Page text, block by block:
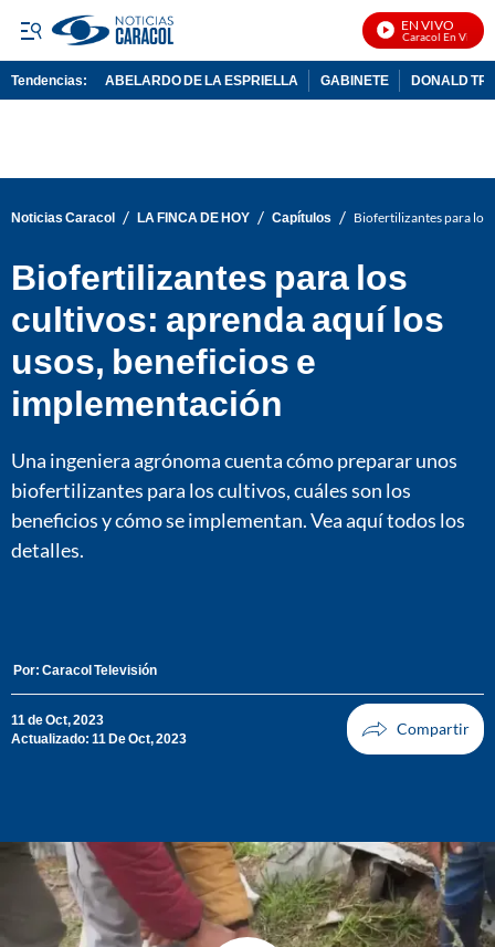
EN VIVO
Noticias Caracol En Vivo
Tendencias: ABELARDO DE LA ESPRIELLA GABINETE DONALD
Noticias Caracol / LA FINCA DE HOY / Capítulos / Biofertilizantes para los
Biofertilizantes para los
cultivos: aprenda aquí los
usos, beneficios e
implementación
Una ingeniera agrónoma cuenta cómo preparar unos
biofertilizantes para los cultivos, cuáles son los
beneficios y cómo se implementan. Vea aquí todos los
detalles.
Por: Caracol Televisión
11 de Oct, 2023
Actualizado: 11 De Oct, 2023